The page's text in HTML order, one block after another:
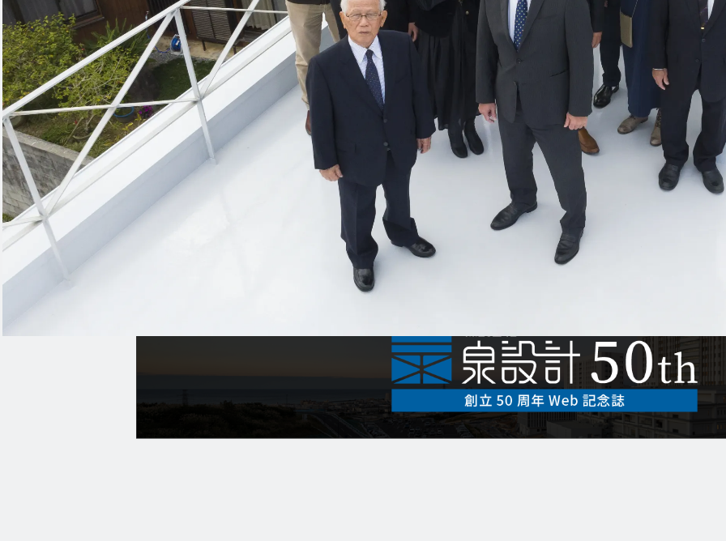
会社案内